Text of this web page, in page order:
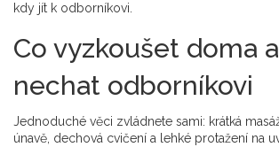
kdy jít k odborníkovi.
Co vyzkoušet doma
nechat odborníkovi
Jednoduché věci zvládnete sami: krátká
únavě, dechová cvičení a lehké protažení na